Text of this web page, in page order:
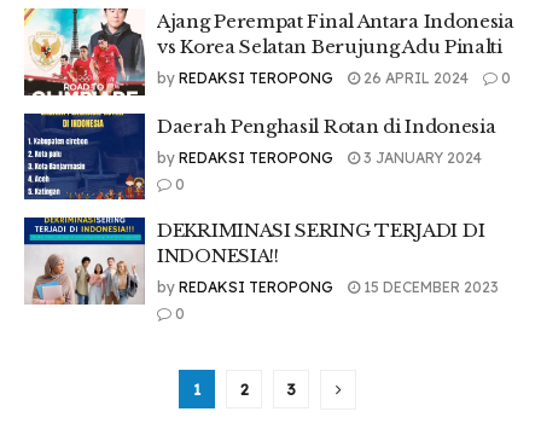
Ajang Perempat Final Antara Indonesia
vs Korea Selatan Berujung Adu Pinalti
by REDAKSI TEROPONG 26 APRIL 2024 0
Daerah Penghasil Rotan di Indonesia
by REDAKSI TEROPONG
3 JANUARY 2024
0
DEKRIMINASI SERING TERJADI DI
INDONESIA!!
by REDAKSI TEROPONG
15 DECEMBER 2023
0
1 2 3